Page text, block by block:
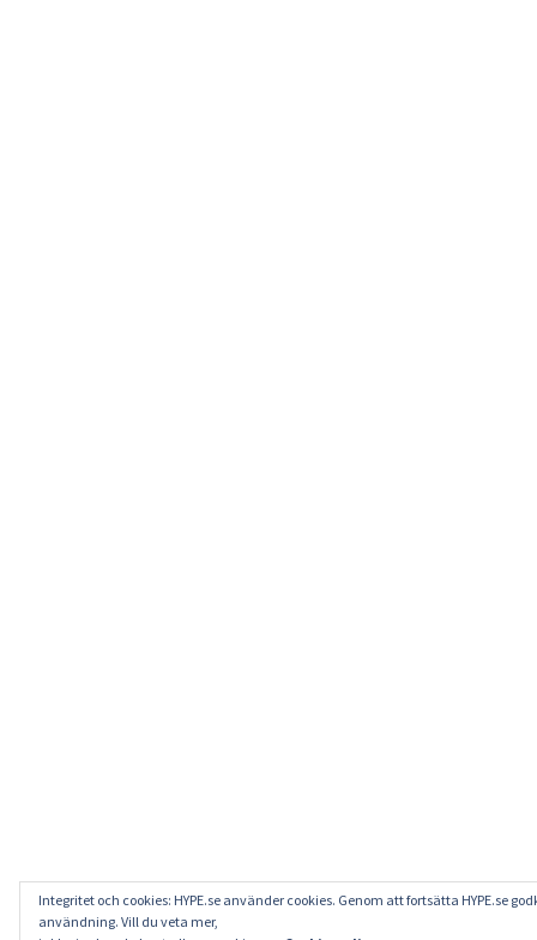
Integritet och cookies: HYPE.se använder cookies. Genom att fortsätta HYPE.se
användning. Vill du veta mer,